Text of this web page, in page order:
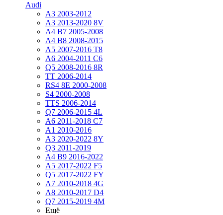
Audi
A3 2003-2012
A3 2013-2020 8V
A4 B7 2005-2008
A4 B8 2008-2015
A5 2007-2016 T8
A6 2004-2011 C6
Q5 2008-2016 8R
TT 2006-2014
RS4 8E 2000-2008
S4 2000-2008
TTS 2006-2014
Q7 2006-2015 4L
A6 2011-2018 С7
A1 2010-2016
A3 2020-2022 8Y
Q3 2011-2019
A4 B9 2016-2022
A5 2017-2022 F5
Q5 2017-2022 FY
A7 2010-2018 4G
A8 2010-2017 D4
Q7 2015-2019 4M
Ещё